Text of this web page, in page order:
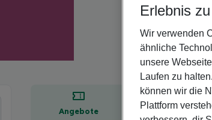
Angebote
Erlebnis
Wir verwenden
ähnliche
unsere
Laufen zu
können wir die
Plattform